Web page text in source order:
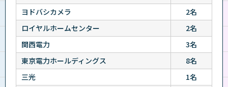
ヨドバシカメラ
2名
ロイヤルホームセンター
2名
関西電力
3名
東京電力ホールディングス
8名
三光
1名